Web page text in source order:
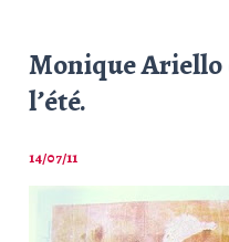
Monique
l’été.
14/07/11